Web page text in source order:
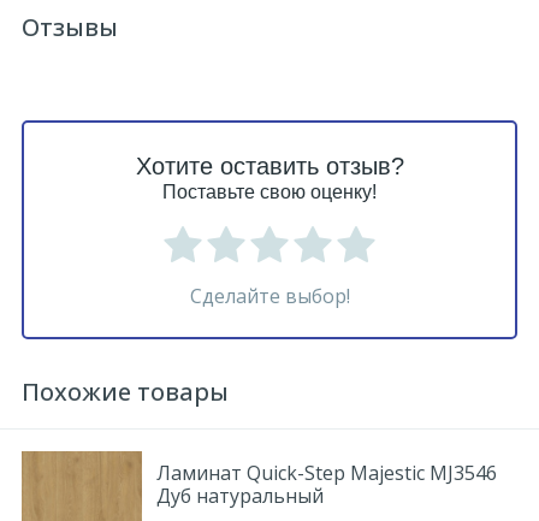
Отзывы
Хотите оставить отзыв?
Поставьте свою оценку!
Сделайте выбор!
Похожие товары
Ламинат Quick-Step Majestic MJ3546
Дуб натуральный